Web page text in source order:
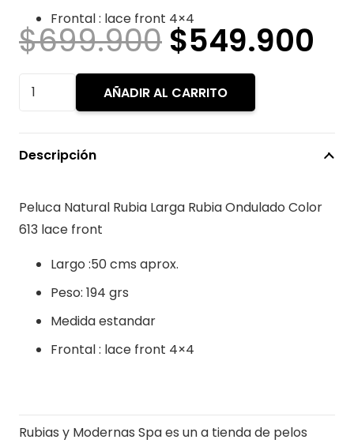
Frontal : lace front 4×4
$699.900 El
precio
original
era:
$699.900.
$549.900
Peluca
Larga
Color
613
Lace
AÑADIR AL CARRITO
Descripción
Peluca Natural Rubia Larga Rubia Ondulado Color
613 lace front
Largo :50 cms aprox.
Peso: 194 grs
Medida estandar
Frontal : lace front 4×4
Rubias y Modernas Spa es un a tienda de pelos